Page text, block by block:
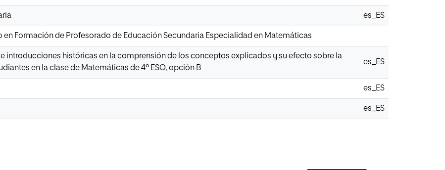
es_ES
en Formación de Profesorado de Educación Secundaria Especialidad en Matemáticas
introducciones históricas en la comprensión de los conceptos explicados y su efecto sobre la
en la clase de Matemáticas de 4º ESO, opción B
es_ES
es_ES
es_ES